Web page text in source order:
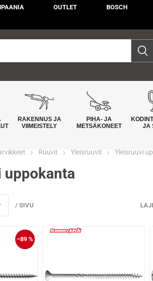
OUTLET BOSCH
RAKENNUS JA
VIIMEISTELY
PIHA- JA
METSÄKONEET
JA
Ruuvit Yleisruuvit Yleisruuvi
uppokanta
/ SIVU
−89 %